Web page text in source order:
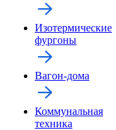
Изотермические
фургоны
Вагон-дома
Коммунальная
техника